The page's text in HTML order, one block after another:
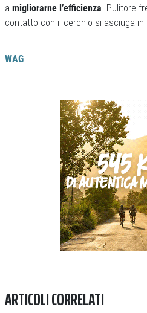
a migliorarne l’efficienza . Pulitore
contatto con il cerchio si asciuga in
WAG
Previous
ARTICOLI CORRELATI